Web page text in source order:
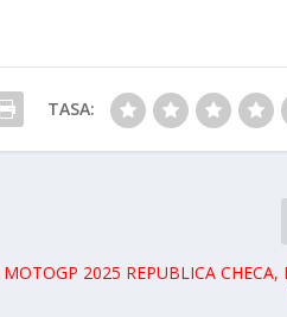
TASA:
2025 REPUBLICA CHECA,